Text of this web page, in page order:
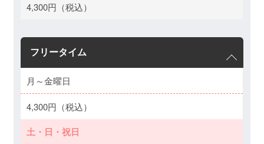
4,300円（税込）
フリータイム
月～金曜日
4,300円（税込）
土・日・祝日